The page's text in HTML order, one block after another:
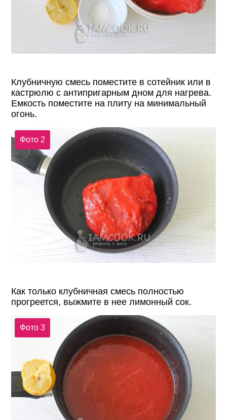
Клубничную смесь поместите в сотейник или в
кастрюлю с антипригарным дном для нагрева.
Емкость поместите на плиту на минимальный
огонь.
Фото 2
Как только клубничная смесь полностью
прогреется, выжмите в нее лимонный сок.
Фото 3